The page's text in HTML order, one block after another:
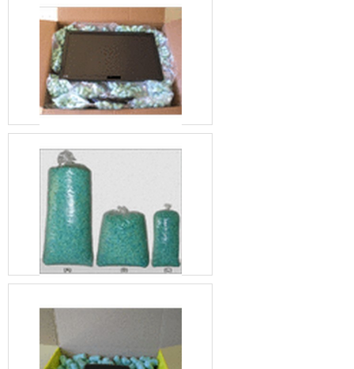
efeito nocivo sobre o meio
ambiente. A fabricante oferece
suas soluções para o estados
de São Paulo, Minas Gerais e
Paraná..